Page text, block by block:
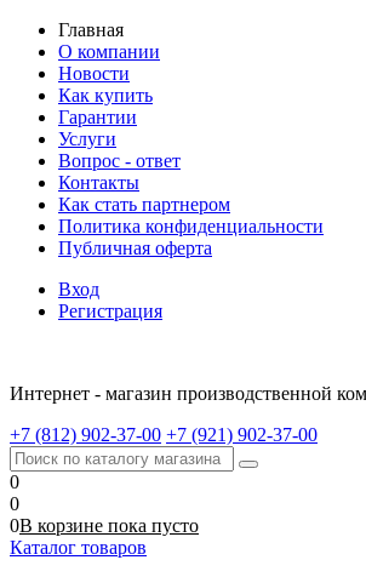
Главная
О компании
Новости
Как купить
Гарантии
Услуги
Вопрос - ответ
Контакты
Как стать партнером
Политика конфиденциальности
Публичная оферта
Вход
Регистрация
Интернет - магазин производственной
+7 (812) 902-37-00 +7 (921) 902-37-00
0
0
0В корзине пока пусто
Каталог товаров